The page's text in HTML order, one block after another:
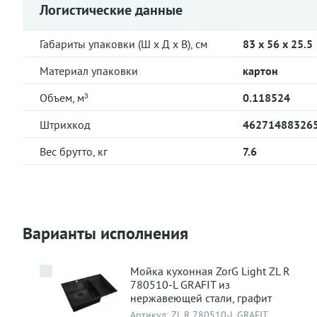
Логистические данные
Габариты упаковки (Ш х Д х В), см
83 x 56 x 25.5
Материал упаковки
картон
Объем, м³
0.118524
Штрихкод
Вес брутто, кг
7.6
Варианты исполнения
Мойка кухонная ZorG Light ZL R
780510-L GRAFIT из
нержавеющей стали, графит